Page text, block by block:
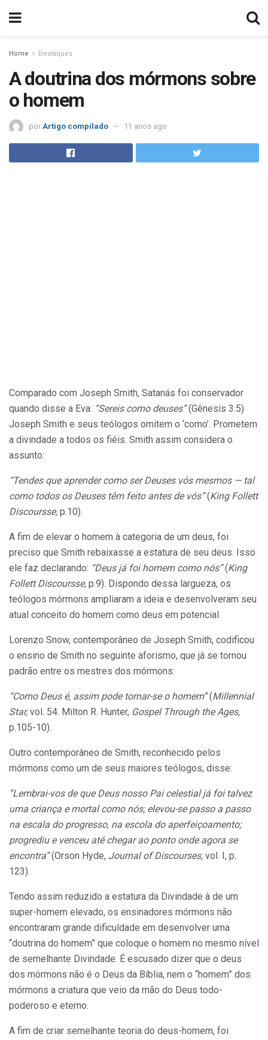
Home Destaques
A doutrina dos mórmons sobre
o homem
por Artigo compilado 11 anos ago
Comparado com Joseph Smith, Satanás foi conservador
quando disse a Eva: “Sereis como deuses”(Gênesis 3.5)
Joseph Smith e seus teólogos omitem o ‘como’. Prometem
a divindade a todos os fiéis. Smith assim considera o
assunto:
“Tendes que aprender como ser Deuses vós mesmos — tal
como todos os Deuses têm feito antes de vós”(King Follett
Discoursse, p.10).
A fim de elevar o homem à categoria de um deus, foi
preciso que Smith rebaixasse a estatura de seu deus. Isso
ele faz declarando: “Deus já foi homem como nós”(King
Follett Discoursse, p.9). Dispondo dessa largueza, os
teólogos mórmons ampliaram a ideia e desenvolveram seu
atual conceito do homem como deus em potencial.
Lorenzo Snow, contemporâneo de Joseph Smith, codificou
o ensino de Smith no seguinte aforismo, que já se tornou
padrão entre os mestres dos mórmons:
“Como Deus é, assim pode tornar-se o homem”(Millennial
Star,vol. 54. Milton R. Hunter, Gospel Through the Ages,
p.105-10).
Outro contemporâneo de Smith, reconhecido pelos
mórmons como um de seus maiores teólogos, disse:
“Lembrai-vos de que Deus nosso Pai celestial já foi talvez
uma criança e mortal como nós; elevou-se passo a passo
na escala do progresso, na escola do aperfeiçoamento;
progrediu e venceu até chegar ao ponto onde agora se
encontra”(Orson Hyde, Journal of Discourses, vol. I, p.
123).
Tendo assim reduzido a estatura da Divindade à de um
super-homem elevado, os ensinadores mórmons não
encontraram grande dificuldade em desenvolver uma
“doutrina do homem” que coloque o homem no mesmo nível
de semelhante Divindade. É escusado dizer que o deus
dos mórmons não é o Deus da Bíblia, nem o “homem” dos
mórmons a criatura que veio da mão do Deus todo-
poderoso e eterno.
A fim de criar semelhante teoria do deus-homem, foi